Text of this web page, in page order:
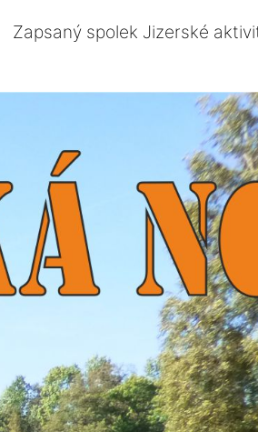
Zapsaný spolek Jizerské